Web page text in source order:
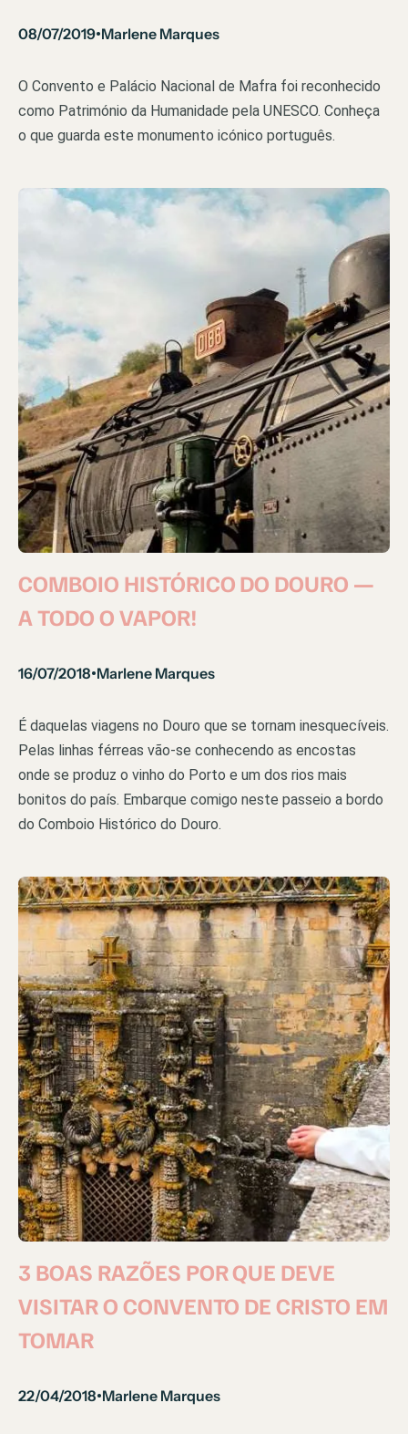
08/07/2019•Marlene Marques
O Convento e Palácio Nacional de Mafra foi reconhecido
como Património da Humanidade pela UNESCO. Conheça
o que guarda este monumento icónico português.
COMBOIO HISTÓRICO DO DOURO —
A TODO O VAPOR!
16/07/2018•Marlene Marques
É daquelas viagens no Douro que se tornam inesquecíveis.
Pelas linhas férreas vão-se conhecendo as encostas
onde se produz o vinho do Porto e um dos rios mais
bonitos do país. Embarque comigo neste passeio a bordo
do Comboio Histórico do Douro.
3 BOAS RAZÕES POR QUE DEVE
VISITAR O CONVENTO DE CRISTO EM
TOMAR
22/04/2018•Marlene Marques